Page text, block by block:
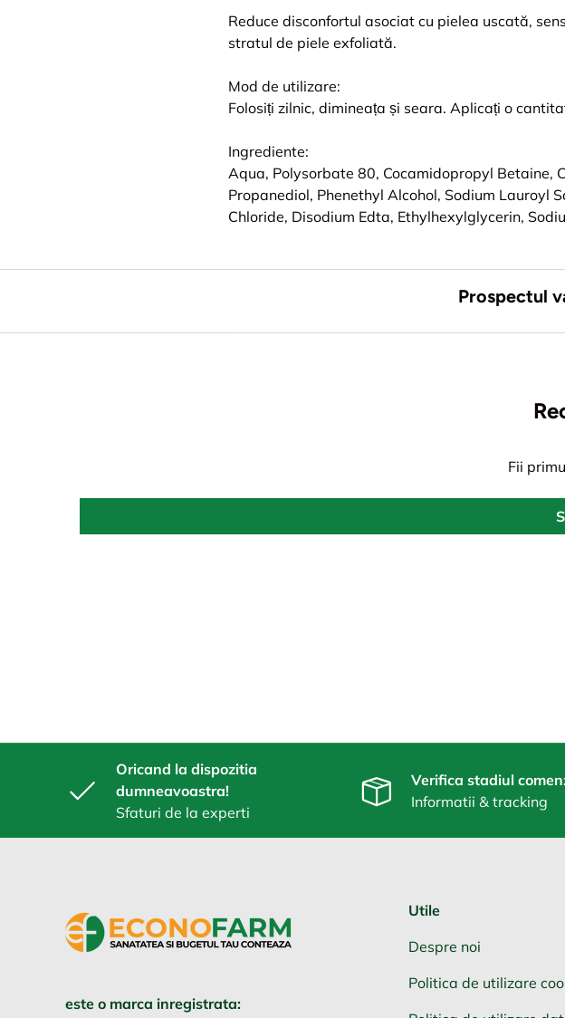
Reduce disconfortul asociat cu pielea uscată,
stratul de piele exfoliată.
Mod de utilizare:
Folosiți zilnic, dimineața și seara. Aplicați o
Ingrediente:
Aqua, Polysorbate 80, Cocamidopropyl Betaine,
Propanediol, Phenethyl Alcohol, Sodium Lauroyl
Chloride, Disodium Edta, Ethylhexylglycerin,
Prospectul
Fii
Oricand la dispozitia
dumneavoastra!
Sfaturi de la experti
Verifica stadiul
Informatii & tracking
este o marca inregistrata:
Utile
Despre noi
Politica de utilizare